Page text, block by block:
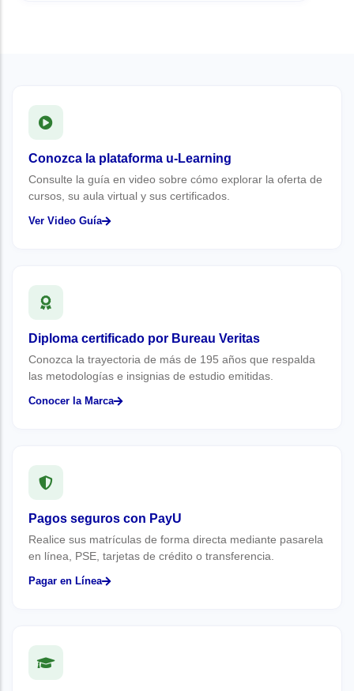
Conozca la plataforma u-Learning
Consulte la guía en video sobre cómo explorar la oferta de
cursos, su aula virtual y sus certificados.
Ver Video Guía
Diploma certificado por Bureau Veritas
Conozca la trayectoria de más de 195 años que respalda
las metodologías e insignias de estudio emitidas.
Conocer la Marca
Pagos seguros con PayU
Realice sus matrículas de forma directa mediante pasarela
en línea, PSE, tarjetas de crédito o transferencia.
Pagar en Línea